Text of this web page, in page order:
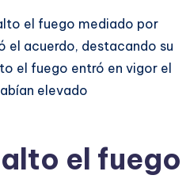
el fuego mediado por
el acuerdo, destacando su
el fuego entró en vigor el
elevado
el fuego